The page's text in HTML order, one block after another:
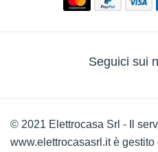
Seguici sui
© 2021 Elettrocasa Srl - Il
www.elettrocasasrl.it è gestito